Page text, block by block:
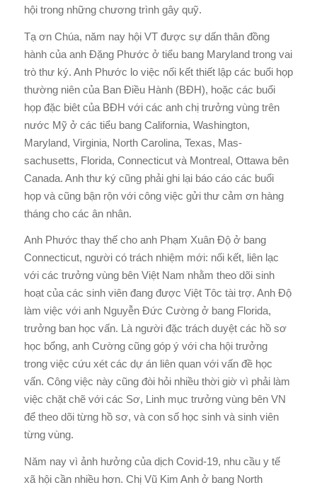
hội trong những chương trình gây quỹ.
Tạ ơn Chúa, năm nay hội VT được sự dấn thân đồng
hành của anh Đặng Phước ở tiểu bang Maryland trong vai
trò thư ký. Anh Phước lo việc nối kết thiết lập các buổi họp
thường niên của Ban Điều Hành (BĐH), hoặc các buổi
họp đặc biêt của BĐH với các anh chị trưởng vùng trên
nước Mỹ ở các tiểu bang California, Washington,
Maryland, Virginia, North Carolina, Texas, Mas-
sachusetts, Florida, Connecticut và Montreal, Ottawa bên
Canada. Anh thư ký cũng phải ghi lại báo cáo các buổi
họp và cũng bận rộn với công việc gửi thư cảm ơn hàng
tháng cho các ân nhân.
Anh Phước thay thế cho anh Phạm Xuân Độ ở bang
Connecticut, người có trách nhiệm mới: nối kết, liên lạc
với các trưởng vùng bên Việt Nam nhằm theo dõi sinh
hoạt của các sinh viên đang được Việt Tôc tài trợ. Anh Độ
làm việc với anh Nguyễn Đức Cường ở bang Florida,
trưởng ban học vấn. Là người đặc trách duyệt các hồ sơ
học bổng, anh Cường cũng góp ý với cha hội trưởng
trong việc cứu xét các dự án liên quan với vấn đề học
vấn. Công việc này cũng đòi hỏi nhiều thời giờ vì phải làm
việc chặt chẽ với các Sơ, Linh mục trưởng vùng bên VN
để theo dõi từng hồ sơ, và con số học sinh và sinh viên
từng vùng.
Năm nay vì ảnh hưởng của dịch Covid-19, nhu cầu y tế
xã hội cần nhiều hơn. Chị Vũ Kim Anh ở bang North